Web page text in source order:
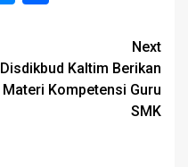
Next
Disdikbud Kaltim Berikan
Materi Kompetensi Guru
SMK